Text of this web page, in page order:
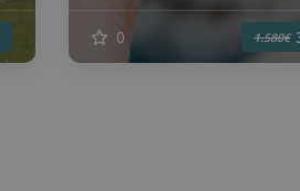
0 1.580€